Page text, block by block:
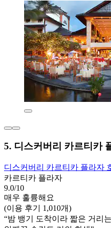
5. 디스커버리 카르티카
디스커버리 카르티카 플라자
카르티카 플라자
9.0/10
매우 훌륭해요
(이용 후기 1,010개)
“밤 뱅기 도착이라 짧은 거리